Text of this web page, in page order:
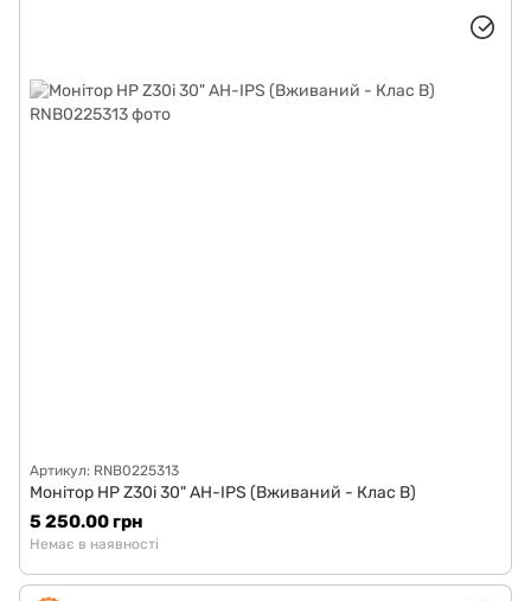
Артикул: RNB0225313
Монітор HP Z30i 30" AH-IPS (Вживаний - Клас B)
5 250.00 грн
Немає в наявності